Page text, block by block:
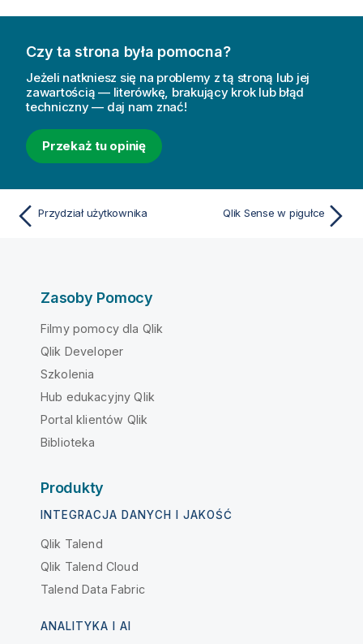
Czy ta strona była pomocna?
Jeżeli natkniesz się na problemy z tą stroną lub jej
zawartością — literówkę, brakujący krok lub błąd
techniczny — daj nam znać!
Przekaż tu opinię
Przydział użytkownika Qlik Sense w pigułce
Zasoby Pomocy
Filmy pomocy dla Qlik
Qlik Developer
Szkolenia
Hub edukacyjny Qlik
Portal klientów Qlik
Biblioteka
Produkty
INTEGRACJA DANYCH I JAKOŚĆ
Qlik Talend
Qlik Talend Cloud
Talend Data Fabric
ANALITYKA I AI